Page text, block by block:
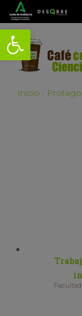
Abrir barra de
Inicio
Facultad